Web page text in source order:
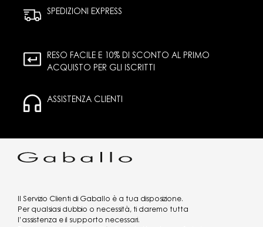
SPEDIZIONI EXPRESS
RESO FACILE E 10% DI SCONTO AL PRIMO
ACQUISTO PER GLI ISCRITTI
ASSISTENZA CLIENTI
Il Servizio Clienti di Gaballo è a tua disposizione.
Per qualsiasi dubbio o necessità, ti daremo tutta
l’assistenza e il supporto necessari.